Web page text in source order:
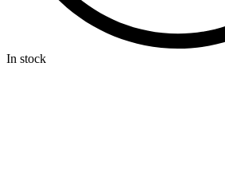
In stock